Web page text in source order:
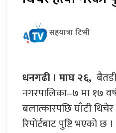
सहयात्रा टिभी
धनगढी । माघ २६,
नगरपालिका–७ मा १७
बलात्कारपछि घाँटी
रिपोर्टबाट पुष्टि भएको छ ।